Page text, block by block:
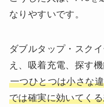
なりやすいです。
ダブルタップ・スク
え、吸着充電、探す
一つひとつは小さな
では確実に効いてく